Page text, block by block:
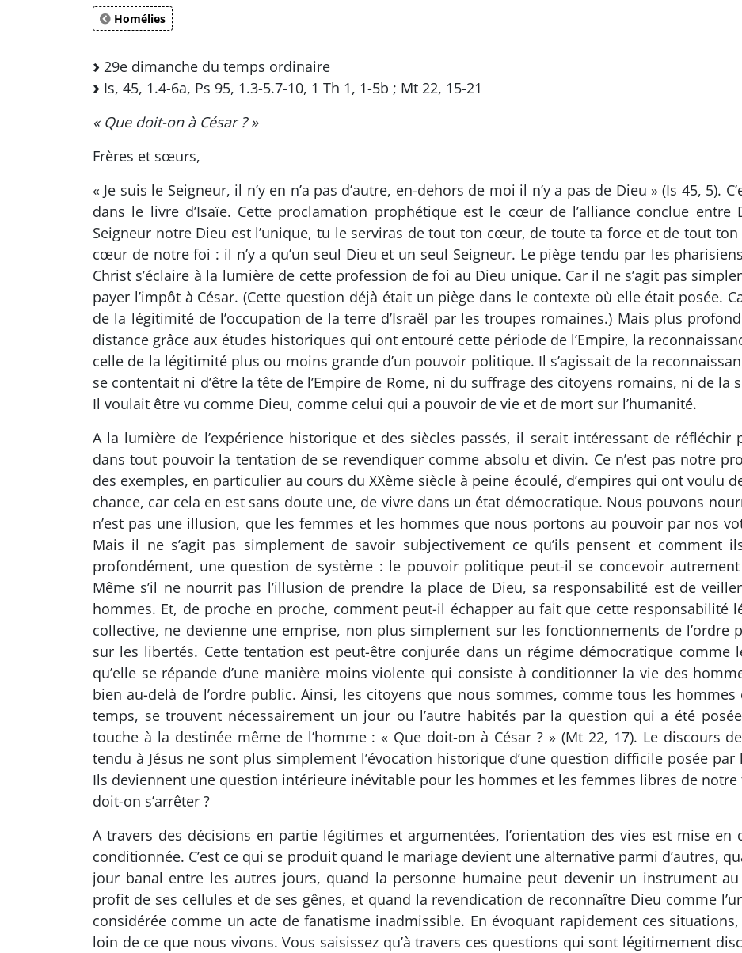
Homélies
29e dimanche du temps ordinaire
Is, 45, 1.4-6a, Ps 95, 1.3-5.7-10, 1 Th 1, 1-5b ; Mt 22, 15-21
« Que doit-on à César ? »
Frères et sœurs,
« Je suis le Seigneur, il n’y en n’a pas d’autre, en-dehors de moi il n’y a pas de Dieu » (Is 45, 5).
dans le livre d’Isaïe. Cette proclamation prophétique est le cœur de l’alliance conclue
Seigneur notre Dieu est l’unique, tu le serviras de tout ton cœur, de toute ta force et de tout ton
cœur de notre foi : il n’y a qu’un seul Dieu et un seul Seigneur. Le piège tendu par les
Christ s’éclaire à la lumière de cette profession de foi au Dieu unique. Car il ne s’agit pas
payer l’impôt à César. (Cette question déjà était un piège dans le contexte où elle était posée.
de la légitimité de l’occupation de la terre d’Israël par les troupes romaines.) Mais plus
distance grâce aux études historiques qui ont entouré cette période de l’Empire, la
celle de la légitimité plus ou moins grande d’un pouvoir politique. Il s’agissait de la
se contentait ni d’être la tête de l’Empire de Rome, ni du suffrage des citoyens romains, ni de la
Il voulait être vu comme Dieu, comme celui qui a pouvoir de vie et de mort sur l’humanité.
A la lumière de l’expérience historique et des siècles passés, il serait intéressant de réfléchir
dans tout pouvoir la tentation de se revendiquer comme absolu et divin. Ce n’est pas notre
des exemples, en particulier au cours du XXème siècle à peine écoulé, d’empires qui ont voulu
chance, car cela en est sans doute une, de vivre dans un état démocratique. Nous pouvons
n’est pas une illusion, que les femmes et les hommes que nous portons au pouvoir par nos
Mais il ne s’agit pas simplement de savoir subjectivement ce qu’ils pensent et comment
profondément, une question de système : le pouvoir politique peut-il se concevoir
Même s’il ne nourrit pas l’illusion de prendre la place de Dieu, sa responsabilité est de
hommes. Et, de proche en proche, comment peut-il échapper au fait que cette responsabilité
collective, ne devienne une emprise, non plus simplement sur les fonctionnements de l’ordre
sur les libertés. Cette tentation est peut-être conjurée dans un régime démocratique comme
qu’elle se répande d’une manière moins violente qui consiste à conditionner la vie des
bien au-delà de l’ordre public. Ainsi, les citoyens que nous sommes, comme tous les
temps, se trouvent nécessairement un jour ou l’autre habités par la question qui a été
touche à la destinée même de l’homme : « Que doit-on à César ? » (Mt 22, 17). Le discours
tendu à Jésus ne sont plus simplement l’évocation historique d’une question difficile posée par
Ils deviennent une question intérieure inévitable pour les hommes et les femmes libres de notre
doit-on s’arrêter ?
A travers des décisions en partie légitimes et argumentées, l’orientation des vies est mise
conditionnée. C’est ce qui se produit quand le mariage devient une alternative parmi d’autres,
jour banal entre les autres jours, quand la personne humaine peut devenir un instrument
profit de ses cellules et de ses gênes, et quand la revendication de reconnaître Dieu comme
considérée comme un acte de fanatisme inadmissible. En évoquant rapidement ces
loin de ce que nous vivons. Vous saisissez qu’à travers ces questions qui sont légitimement